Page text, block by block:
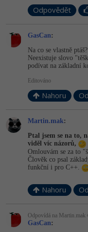
Databázový
WordPress
Návrh SW -
Algoritmy
Umělá
Pro děti
Více
Fórum
Kurzy e-
Testování
Datová
Digitální
HTML/CSS -
Photoshop
Blog
Odpovědět
GasCan:
Na co se vlastně ptáš?
Neexistuje slovo
podívat na základní
Editováno
Nahoru
Martin.mak:
Ptal jsem se na to,
viděl víc názorů,
Omlouvám se za to
Člověk co psal
funkční i pro C++.
Nahoru
Odpovídá na Martin.mak
GasCan: